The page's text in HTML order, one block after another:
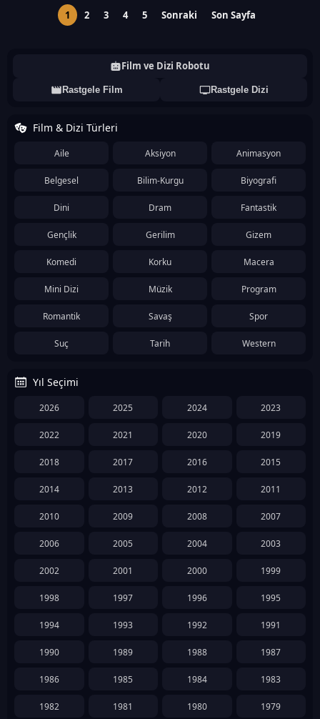
1 2 3 4 5 Sonraki Son Sayfa
Film ve Dizi Robotu
Rastgele Film Rastgele Dizi
Film & Dizi Türleri
Aile Aksiyon Animasyon
Belgesel Bilim-Kurgu Biyografi
Dini Dram Fantastik
Gençlik Gerilim Gizem
Komedi Korku Macera
Mini Dizi Müzik Program
Romantik Savaş Spor
Suç Tarih Western
Yıl Seçimi
2026 2025 2024 2023
2022 2021 2020 2019
2018 2017 2016 2015
2014 2013 2012 2011
2010 2009 2008 2007
2006 2005 2004 2003
2002 2001 2000 1999
1998 1997 1996 1995
1994 1993 1992 1991
1990 1989 1988 1987
1986 1985 1984 1983
1982 1981 1980 1979